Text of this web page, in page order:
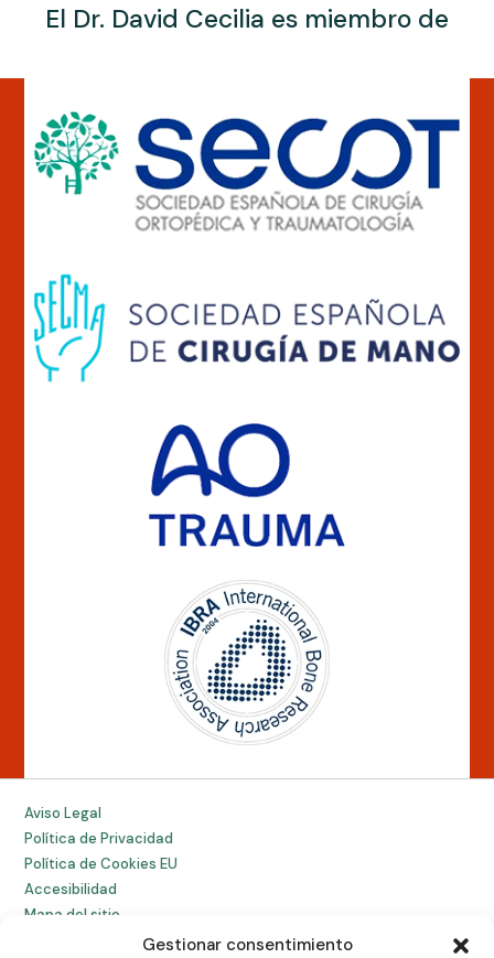
Gestionar consentimiento
El Dr. David Cecilia es miembro de
Aviso Legal
Política de Privacidad
Política de Cookies EU
Accesibilidad
Mapa del sitio